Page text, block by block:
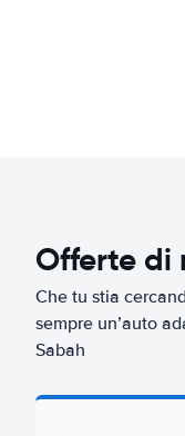
Offerte di
Che tu stia
sempre un’auto
Sabah